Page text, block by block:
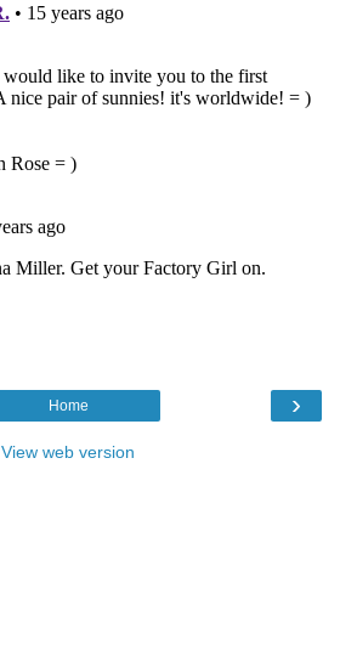
›
Home
View web version